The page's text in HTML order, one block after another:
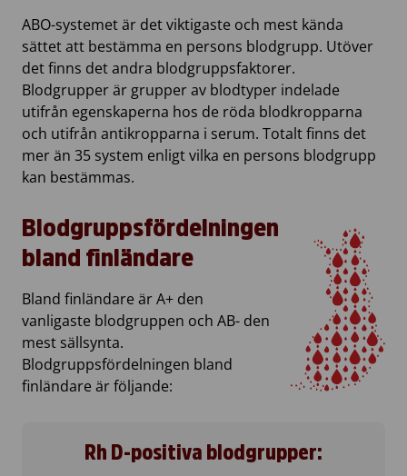
ABO-systemet är det viktigaste och mest kända
sättet att bestämma en persons blodgrupp. Utöver
det finns det andra blodgruppsfaktorer.
Blodgrupper är grupper av blodtyper indelade
utifrån egenskaperna hos de röda blodkropparna
och utifrån antikropparna i serum. Totalt finns det
mer än 35 system enligt vilka en persons blodgrupp
kan bestämmas.
Blodgruppsfördelningen
bland finländare
Bland finländare är A+ den
vanligaste blodgruppen och AB- den
mest sällsynta.
Blodgruppsfördelningen bland
finländare är följande:
Rh D-positiva blodgrupper: